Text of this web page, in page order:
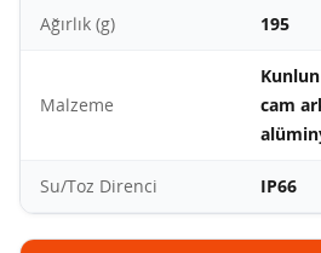
Ağırlık (g) 195
Malzeme
cam
Su/Toz Direnci IP66